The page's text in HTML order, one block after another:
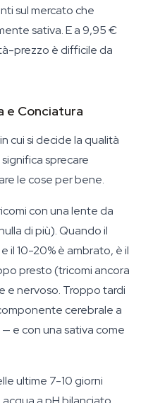
sul mercato che
sativa. E a 9,95 €
prezzo è difficile da
e Conciatura
cui si decide la qualità
sprecare
le cose per bene.
con una lente da
di più). Quando il
il 10-20% è ambrato, è il
presto (tricomi ancora
nervoso. Troppo tardi
cerebrale a
e con una sativa come
ultime 7-10 giorni